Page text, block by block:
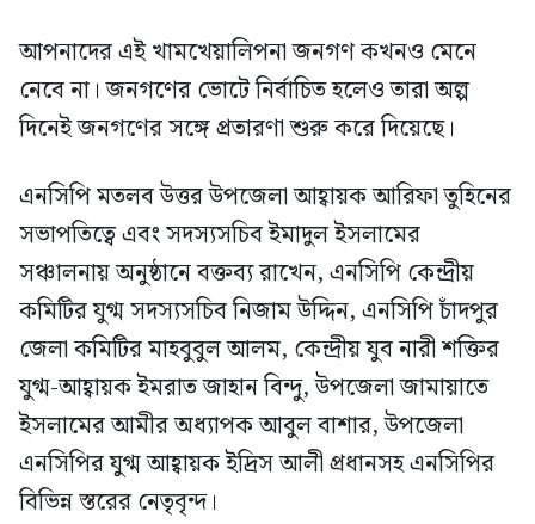
আপনাদের এই খামখেয়ালিপনা জনগণ কখনও মেনে
নেবে না। জনগণের ভোটে নির্বাচিত হলেও তারা অল্প
দিনেই জনগণের সঙ্গে প্রতারণা শুরু করে দিয়েছে।
এনসিপি মতলব উত্তর উপজেলা আহ্বায়ক আরিফা তুহিনের
সভাপতিত্বে এবং সদস্যসচিব ইমাদুল ইসলামের
সঞ্চালনায় অনুষ্ঠানে বক্তব্য রাখেন, এনসিপি কেন্দ্রীয়
কমিটির যুগ্ম সদস্যসচিব নিজাম উদ্দিন, এনসিপি চাঁদপুর
জেলা কমিটির মাহবুবুল আলম, কেন্দ্রীয় যুব নারী শক্তির
যুগ্ম-আহ্বায়ক ইমরাত জাহান বিন্দু, উপজেলা জামায়াতে
ইসলামের আমীর অধ্যাপক আবুল বাশার, উপজেলা
এনসিপির যুগ্ম আহ্বায়ক ইদ্রিস আলী প্রধানসহ এনসিপির
বিভিন্ন স্তরের নেতৃবৃন্দ।